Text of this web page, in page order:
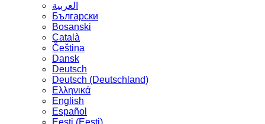
العربية
Български
Bosanski
Сatalà
Čeština
Dansk
Deutsch
Deutsch (Deutschland)
Ελληνικά
English
Español
Eesti (Eesti)